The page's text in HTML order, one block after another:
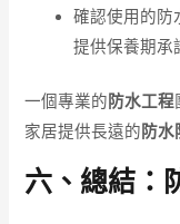
確認使用的防
提供保養期承
一個專業的防水工程
家居提供長遠的防水
六、總結：